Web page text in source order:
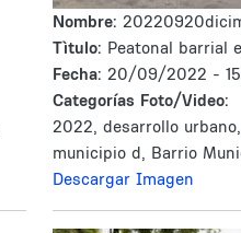
Nombre:
Tìtulo: Peatonal barrial
Fecha: 20/09/2022 -
Categorías Foto/Video:
2022, desarrollo
municipio d, Barrio
Descargar Imagen